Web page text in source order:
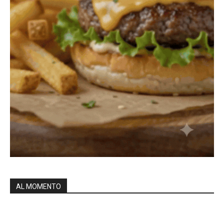
AL MOMENTO